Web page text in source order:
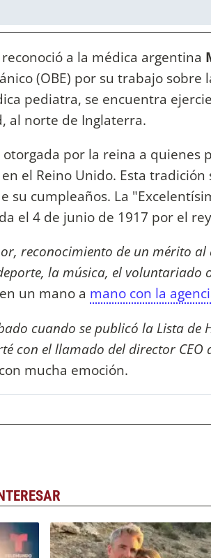
reconoció a la médica argentina
(OBE) por su trabajo
pediatra, se encuentra
al norte de Inglaterra.
otorgada por la reina a quienes
el Reino Unido. Esta tradición
su cumpleaños. La
el 4 de junio de 1917 por el rey
reconocimiento de un mérito
la música, el voluntariado
un mano a mano con la
cuando se publicó la Lista
con el llamado del director
mucha emoción.